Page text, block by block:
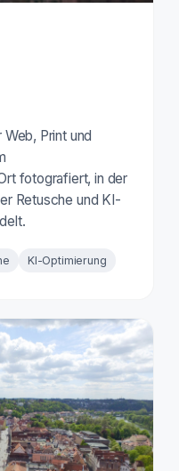
Print und
fotografiert, in der
Retusche und KI-
KI-Optimierung